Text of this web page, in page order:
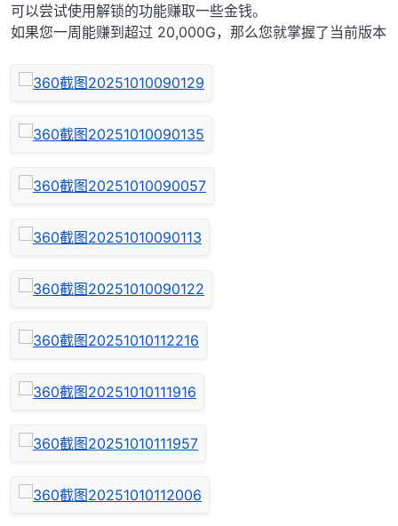
可以尝试使用解锁的功能赚取一些金钱。
如果您一周能赚到超过 20,000G，那么您就掌握了当前版本